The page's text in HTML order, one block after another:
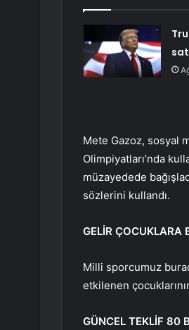
Mete Gazoz, sosyal
Olimpiyatları’nda
müzayedede
sözlerini kullandı.
GELİR ÇOCUKLARA
Milli sporcumuz
etkilenen
GÜNCEL TEKLİF 80